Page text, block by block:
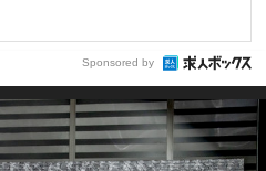
Sponsored by